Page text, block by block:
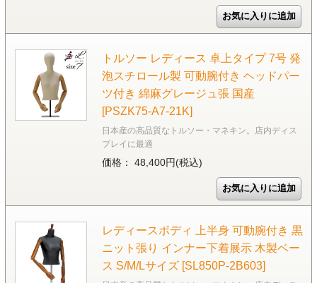
トルソー レディース 卓上タイプ 7号 発
泡スチロール製 可動腕付き ヘッドパー
ツ付き 綿麻グレージュ張 国産
[PSZK75-A7-21K]
日本産の高品質なトルソー・マネキン。店内ディス
プレイに最適
価格： 48,400円(税込)
レディースボディ 上半身 可動腕付き 黒
ニット張り インナー下着展示 木製ベー
ス S/M/Lサイズ [SL850P-2B603]